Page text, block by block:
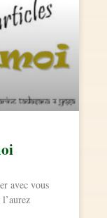
avec vous